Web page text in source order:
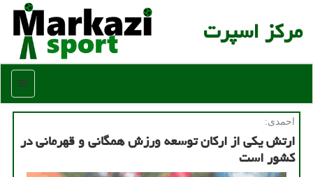
مركز اسپرت
منو
احمدی:
ارتش یكی از اركان توسعه ورزش همگانی و قهرمانی در
كشور است